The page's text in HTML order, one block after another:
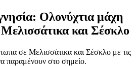
Ολονύχτια μάχη
Μελισσάτικα και Σέσκλο
σε Μελισσάτικα και Σέσκλο με τις
παραμένουν στο σημείο.